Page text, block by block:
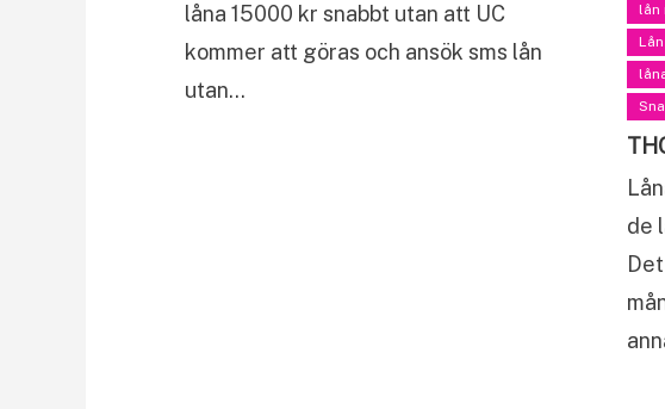
låna 15000 kr snabbt utan att UC
kommer att göras och ansök sms lån
utan…
lån
de